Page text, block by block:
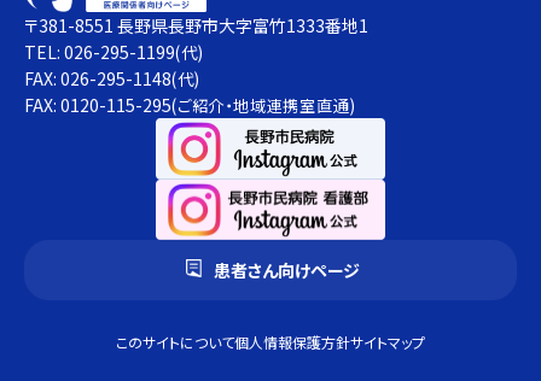
〒381-8551 長野県長野市大字富竹1333番地1
TEL: 026-295-1199(代)
FAX: 026-295-1148(代)
FAX: 0120-115-295(ご紹介・地域連携室直通)
患者さん向けページ
このサイトについて個人情報保護方針サイトマップ